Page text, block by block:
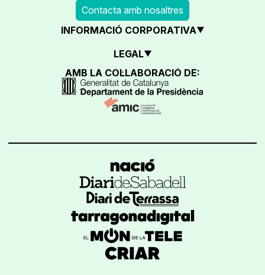
Contacta amb nosaltres
INFORMACIÓ CORPORATIVA
LEGAL
AMB LA COL·LABORACIÓ DE: